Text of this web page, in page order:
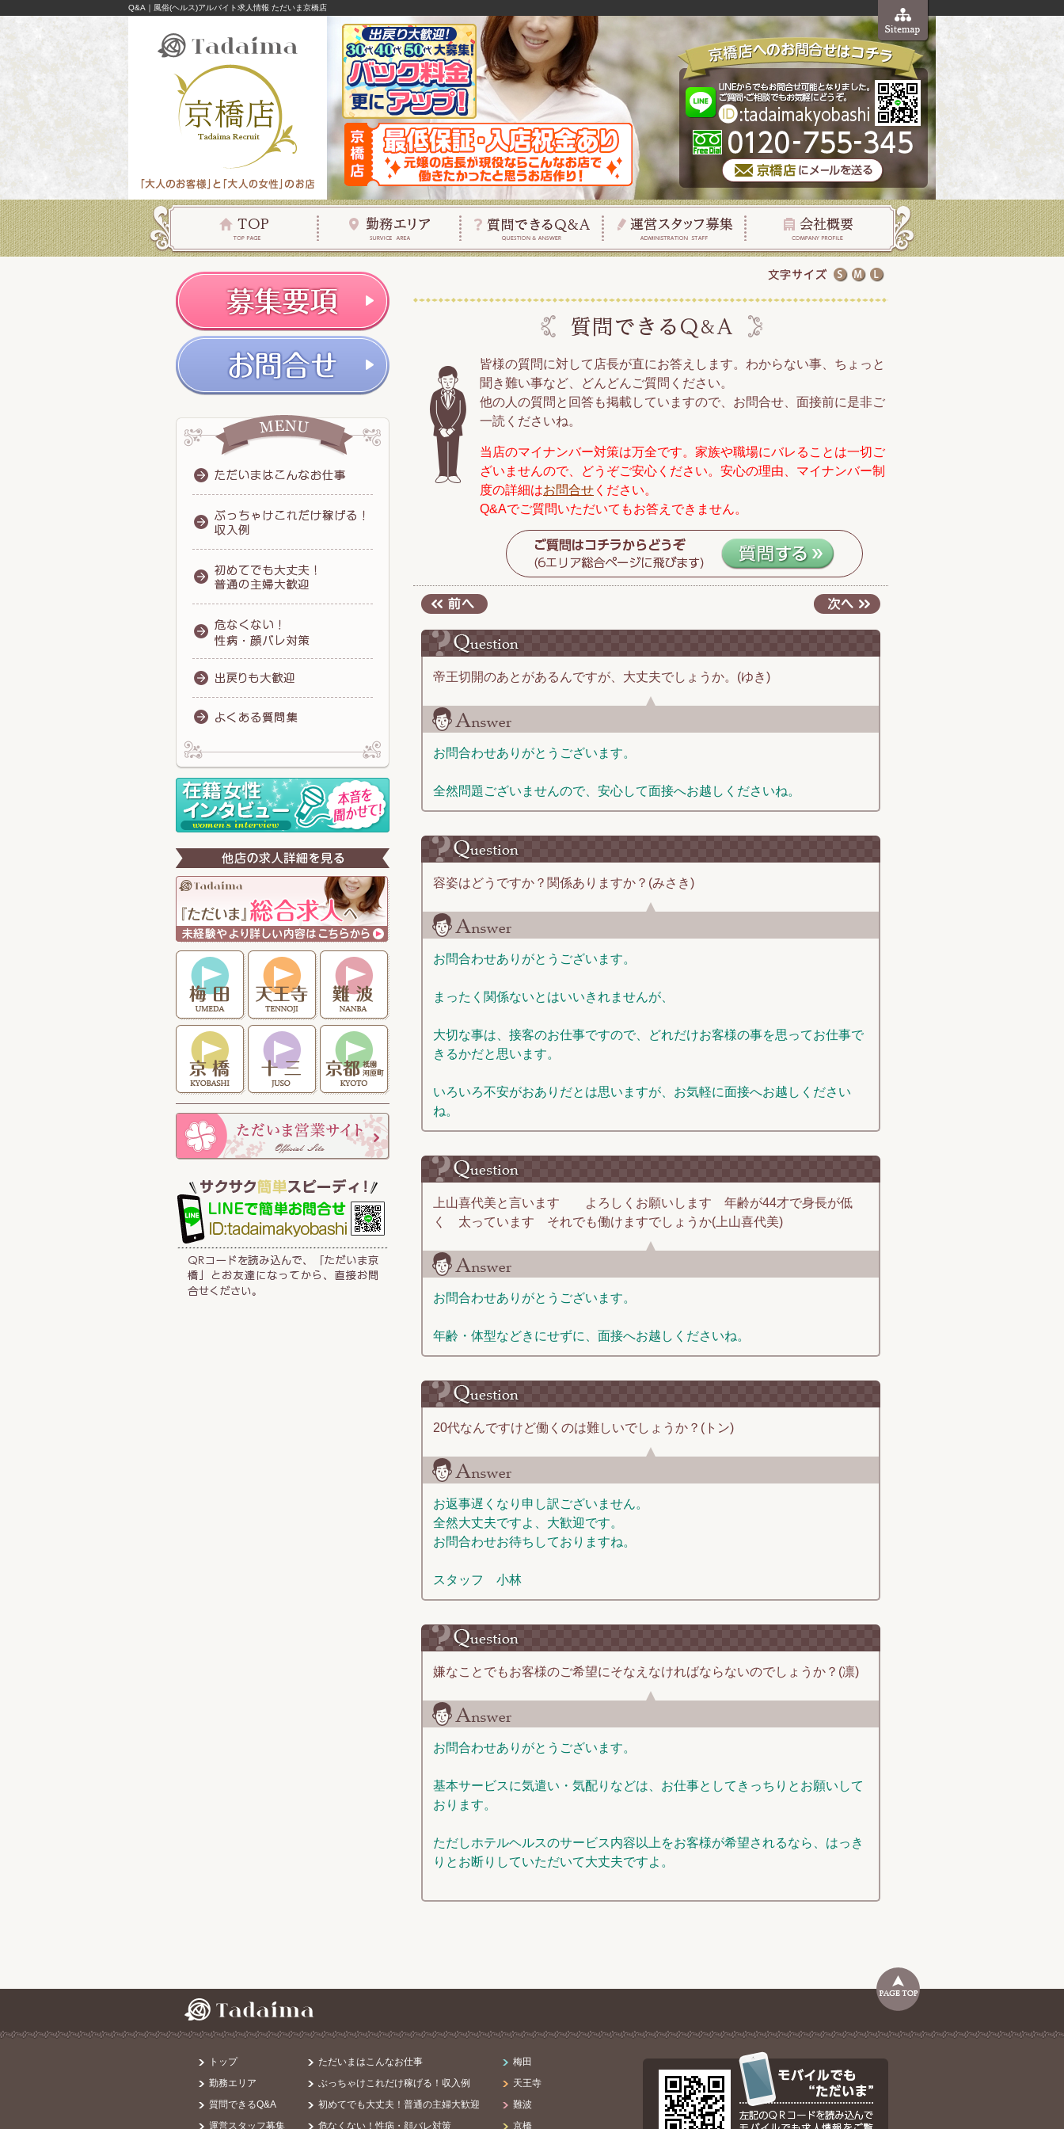
Q&A｜風俗(ヘルス)アルバイト求人情報 ただいま京橋店
皆様の質問に対して店長が直にお答えします。わからない事、ちょっと
聞き難い事など、どんどんご質問ください。
他の人の質問と回答も掲載していますので、お問合せ、面接前に是非ご
一読くださいね。
当店のマイナンバー対策は万全です。家族や職場にバレることは一切ご
ざいませんので、どうぞご安心ください。安心の理由、マイナンバー制
度の詳細はお問合せ ください。
Q&Aでご質問いただいてもお答えできません。
帝王切開のあとがあるんですが、大丈夫でしょうか。(ゆき)
お問合わせありがとうございます。
全然問題ございませんので、安心して面接へお越しくださいね。
容姿はどうですか？関係ありますか？(みさき)
お問合わせありがとうございます。
まったく関係ないとはいいきれませんが、
大切な事は、接客のお仕事ですので、どれだけお客様の事を思ってお仕事で
きるかだと思います。
いろいろ不安がおありだとは思いますが、お気軽に面接へお越しください
ね。
上山喜代美と言います よろしくお願いします 年齢が44才で身長が低
く 太っています それでも働けますでしょうか(上山喜代美)
お問合わせありがとうございます。
年齢・体型などきにせずに、面接へお越しくださいね。
20代なんですけど働くのは難しいでしょうか？(トン)
お返事遅くなり申し訳ございません。
全然大丈夫ですよ、大歓迎です。
お問合わせお待ちしておりますね。
スタッフ 小林
嫌なことでもお客様のご希望にそなえなければならないのでしょうか？(凛)
お問合わせありがとうございます。
基本サービスに気遣い・気配りなどは、お仕事としてきっちりとお願いして
おります。
ただしホテルヘルスのサービス内容以上をお客様が希望されるなら、はっき
りとお断りしていただいて大丈夫ですよ。
トップ
勤務エリア
質問できるQ&A
運営スタッフ募集
ただいまはこんなお仕事
ぶっちゃけこれだけ稼げる！収入例
初めてでも大丈夫！普通の主婦大歓迎
危なくない！性病・顔バレ対策
梅田
天王寺
難波
京橋